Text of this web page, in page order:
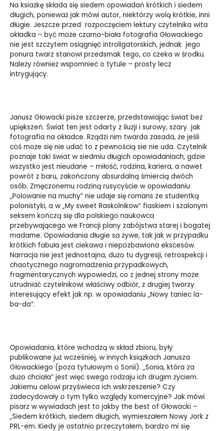
Na ksiażkę składa się siedem opowiadań krótkich i siedem
długich, ponieważ jak mówi autor, niektórzy wolą krótkie, inni
długie. Jeszcze przed rozpoczęciem lektury czytelnika wita
okładka – być może czarno-biała fotografia Głowackiego
nie jest szczytem osiągnięć introligatorskich, jednak jego
ponura twarz stanowi przedsmak tego, co czeka w środku.
Należy również wspomnieć o tytule – prosty lecz
intrygujący.
Janusz Głowacki pisze szczerze, przedstawiając świat bez
upiększeń. Świat ten jest odarty z iluzji i surowy, szary jak
fotografia na okładce. Rządzi nim twarda zasada, że jeśli
coś może się nie udać to z pewnością sie nie uda. Czytelnik
poznaje taki świat w siedmiu długich opowiadaniach, gdzie
wszystko jest nieudane – miłość, rodzina, kariera, a nawet
powrót z baru, zakończony absurdalną śmiercią dwóch
osób. Zmęczonemu rodziną rusycyście w opowiadaniu
„Polowanie na muchy” nie udaje się romans ze studentką
polonistyki, a w „My sweet Raskolnikow” fiaskiem i szalonym
seksem kończą się dla polskiego naukowca
przebywającego we Francji plany zabójstwa starej i bogatej
madame. Opowiadania długie sa żywe, tak jak w przypadku
krótkich fabuła jest ciekawa i niepozbawiona ekscesów.
Narracja nie jest jednostajna, dużo tu dygresji, retrospekcji i
chaotycznego nagromadzenia przypadkowych,
fragmentarycznych wypowiedzi, co z jednej strony może
utrudniać czytelnikowi właściwy odbiór, z drugiej tworzy
interesujący efekt jak np. w opowiadaniu „Nowy taniec la-
ba-da”.
Opowiadania, które wchodzą w skład zbioru, były
publikowane już wcześniej, w innych książkach Janusza
Głowackiego (poza tytułowym o Sonii). „Sonia, która za
dużo chciała” jest więc swego rodzaju ich drugim życiem.
Jakiemu celowi przyświeca ich wskrzeszenie? Czy
zadecydowały o tym tylko względy komercyjne? Jak mówi
pisarz w wywiadach jest to jakby the best of Głowacki –
„Siedem krótkich, siedem długich, wymieszałem Nowy Jork z
PRL-em. Kiedy je ostatnio przeczytałem, bardzo mi się